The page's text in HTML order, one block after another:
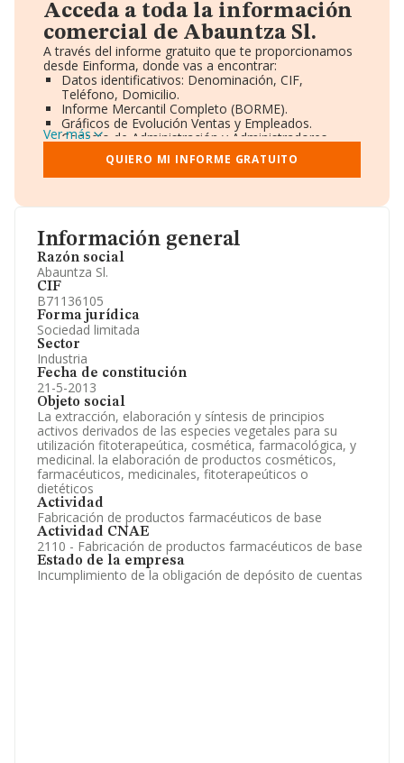
Información general
Razón social
Abauntza Sl.
CIF
B71136105
Forma jurídica
Sociedad limitada
Sector
Industria
Fecha de constitución
21-5-2013
Objeto social
La extracción, elaboración y síntesis de principios
activos derivados de las especies vegetales para su
utilización fitoterapeútica, cosmética, farmacológica, y
medicinal. la elaboración de productos cosméticos,
farmacéuticos, medicinales, fitoterapeúticos o
dietéticos
Actividad
Fabricación de productos farmacéuticos de base
Actividad CNAE
2110 - Fabricación de productos farmacéuticos de base
Estado de la empresa
Incumplimiento de la obligación de depósito de cuentas
Acceda a toda la información
comercial de Abauntza Sl.
A través del informe gratuito que te proporcionamos
desde Einforma, donde vas a encontrar:
Datos identificativos: Denominación, CIF,
Teléfono, Domicilio.
Informe Mercantil Completo (BORME).
Gráficos de Evolución Ventas y Empleados.
Consejo de Administración y Administradores.
Directivos y Ejecutivos.
Accionistas.
Participaciones y Vinculaciones en otras empresas.
Información oficial y registral complementaria.
Ver más
QUIERO MI INFORME GRATUITO